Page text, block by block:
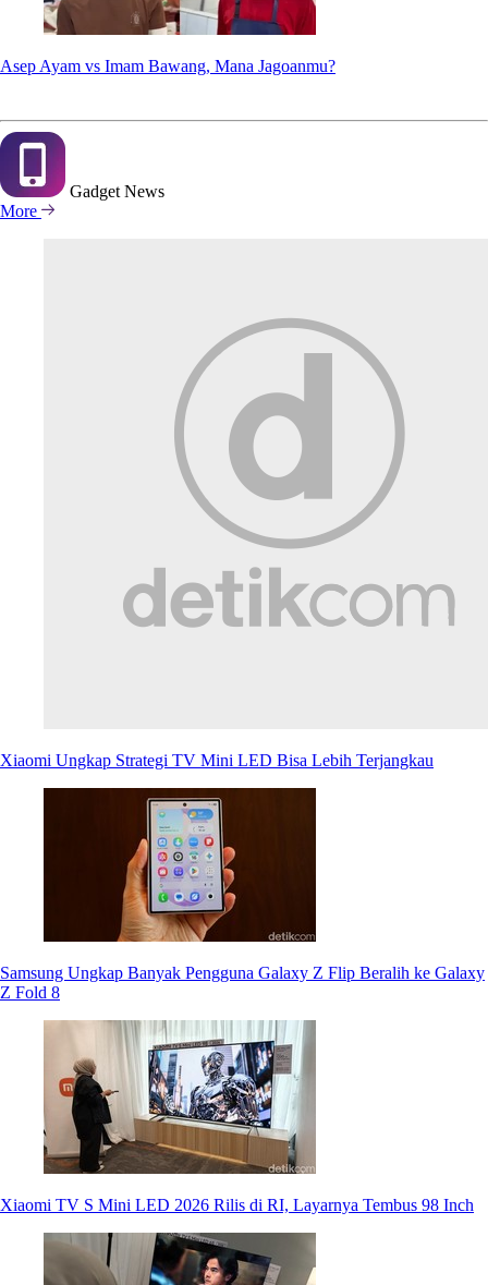
Asep Ayam vs Imam Bawang, Mana Jagoanmu?
GadgetNews
More
Xiaomi Ungkap Strategi TV Mini LED Bisa Lebih Terjangkau
Samsung Ungkap Banyak Pengguna Galaxy Z Flip Beralih ke Galaxy
Z Fold 8
Xiaomi TV S Mini LED 2026 Rilis di RI, Layarnya Tembus 98 Inch